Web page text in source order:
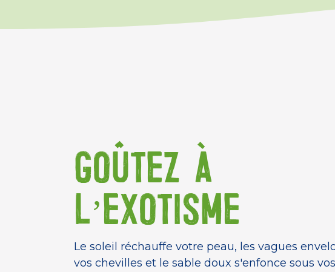
GOÛTEZ À
L’EXOTISME
Le soleil réchauffe votre peau, les vagues
vos chevilles et le sable doux s'enfonce sous